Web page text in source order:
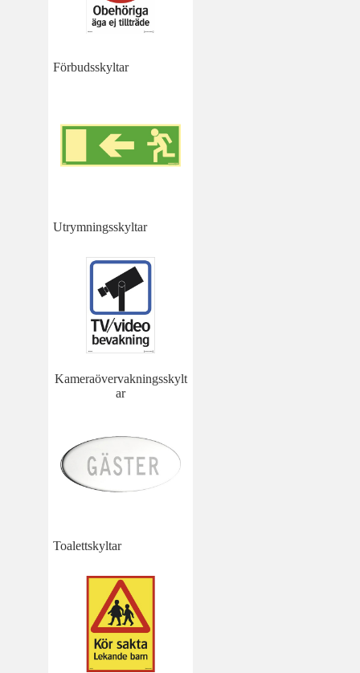
Förbudsskyltar
Utrymningsskyltar
Kameraövervakningsskylt
ar
Toalettskyltar